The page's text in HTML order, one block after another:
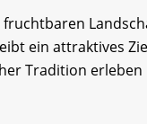
ein attraktives
Tradition erleben